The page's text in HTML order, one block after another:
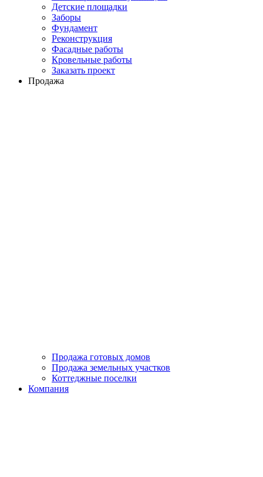
Детские площадки
Заборы
Фундамент
Реконструкция
Фасадные работы
Кровельные работы
Заказать проект
Продажа
Продажа готовых домов
Продажа земельных участков
Коттеджные поселки
Компания